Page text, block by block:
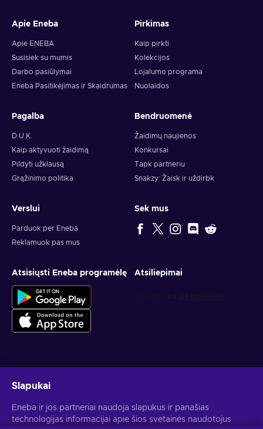
Apie Eneba
Apie ENEBA
Susisiek su mumis
Darbo pasiūlymai
Eneba Pasitikėjimas ir Skaidrumas
Pirkimas
Kaip pirkti
Kolekcijos
Lojalumo programa
Nuolaidos
Pagalba
D.U.K.
Kaip aktyvuoti žaidimą
Pildyti užklausą
Grąžinimo politika
Bendruomenė
Žaidimų naujienos
Konkursai
Tapk partneriu
Snakzy: Žaisk ir uždirbk
Verslui
Parduok per Eneba
Reklamuok pas mus
Sek mus
Atsisiųsti Eneba programėlę Atsiliepimai
Atšaukti prenumeratą gali bet kada. Daugiau informacijos rasi
Slapukai
Eneba ir jos partneriai naudoja slapukus ir panašias
technologijas informacijai apie šios svetainės naudotojus